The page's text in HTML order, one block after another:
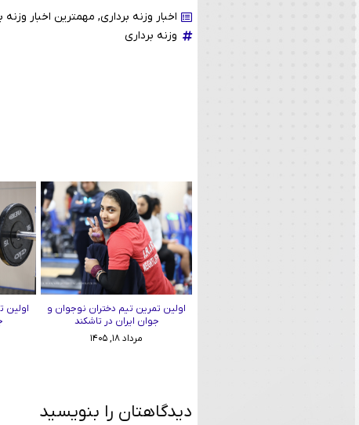
اخبار وزنه برداری, مهمترین اخبار وزنه
وزنه برداری
اولین تمرین تیم دختران نوجوان و
جوان ایران در تاشکند
مرداد ۱۸, ۱۴۰۵
اولین
دیدگاهتان را بنویسید